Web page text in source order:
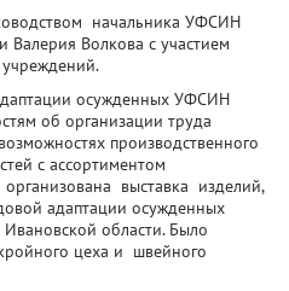
начальника УФСИН
Валерия Волкова с участием
осужденных УФСИН
об организации труда
производственного
с ассортиментом
выставка изделий,
адаптации осужденных
области. Было
цеха и швейного